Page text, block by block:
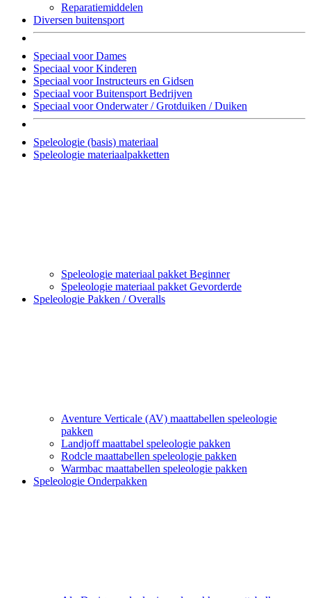
Reparatiemiddelen
Diversen buitensport
Speciaal voor Dames
Speciaal voor Kinderen
Speciaal voor Instructeurs en Gidsen
Speciaal voor Buitensport Bedrijven
Speciaal voor Onderwater / Grotduiken / Duiken
Speleologie (basis) materiaal
Speleologie materiaalpakketten
Speleologie materiaal pakket Beginner
Speleologie materiaal pakket Gevorderde
Speleologie Pakken / Overalls
Aventure Verticale (AV) maattabellen speleologie
pakken
Landjoff maattabel speleologie pakken
Rodcle maattabellen speleologie pakken
Warmbac maattabellen speleologie pakken
Speleologie Onderpakken